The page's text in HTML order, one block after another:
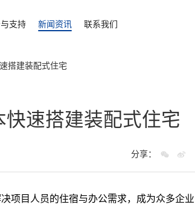
支持 新闻资讯 联系我们
搭建装配式住宅
速搭建装配式住宅
分享：
项目人员的住宿与办公需求，成为众多企业